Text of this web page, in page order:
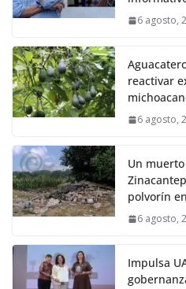
6 agosto,
reactivar
6 agosto,
Un
polvorín
6 agosto,
Impulsa